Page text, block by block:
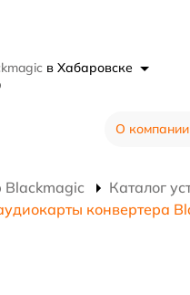
в Хабаровске
О компании
Blackmagic Каталог
конвертера